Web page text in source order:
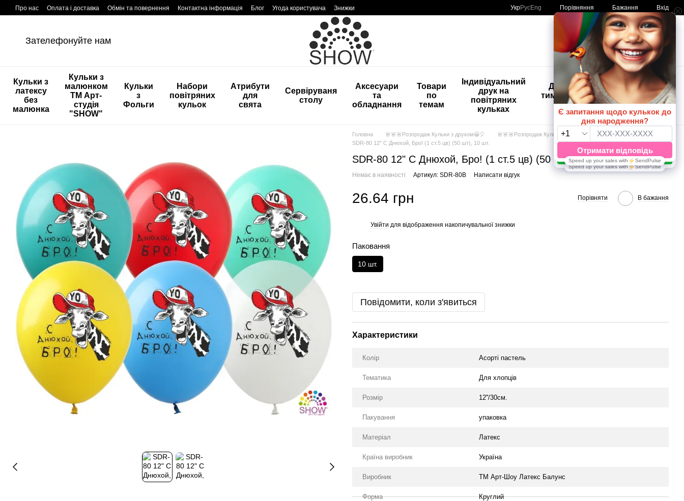
Перейти к основному контенту
Про нас Оплата і доставка Обмін та повернення Контактна інформація Блог Угода користувача Знижки УкрРусEng Порівняння Бажання Вхід
Зателефонуйте нам Мій кошик
Кульки з
латексу
без
малюнка
Кульки з
малюнком
ТМ Арт-
студія
"SHOW"
Кульки
з
Фольги
Набори
повітряних
кульок
Атрибути
для
свята
Сервіруваня
столу
Аксесуари
та
обладнання
Товари
по
темам
Індивідуальний
друк на
повітряних
кульках
Дитяче
тимчасове
тату
🚨🚨🚨
Розпродаж
Кульки з
друком😀
🎈
Головна 🚨🚨🚨Розпродаж Кульки з друком😀🎈
🚨🚨🚨Розпродаж Кульки з друком😀🎈 Артшоу латекс балунс
SDR-80 12" С Днюхой, Бро! (1 ст.5 цв) (50 шт), 10 шт.
SDR-80 12" С Днюхой, Бро! (1 ст.5 цв) (50 шт), 10 шт.
Немає в наявності Артикул: SDR-80B Написати відгук
26.64 грн Порівняти В бажання
Увійти для відображення накопичувальної знижки
Паковання
10 шт.
Повідомити, коли з'явиться
Характеристики
Колір Асортi пастель
Тематика Для хлопців
Розмір 12''/30см.
Пакування упаковка
Матеріал Латекс
Країна виробник Україна
Виробник ТМ Арт-Шоу Латекс Балунс
Форма Круглий